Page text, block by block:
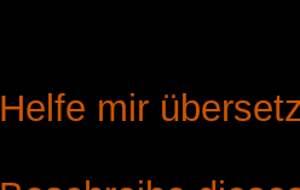
Helfe mir